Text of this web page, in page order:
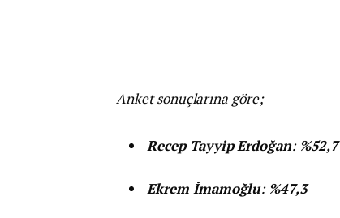
Anket sonuçlarına göre;
Recep Tayyip Erdoğan: %52,7
Ekrem İmamoğlu: %47,3